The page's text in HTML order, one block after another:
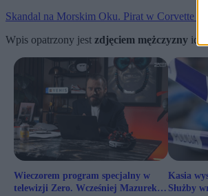
Skandal na Morskim Oku. Pirat w Corvette
Wpis opatrzony jest zdjęciem mężczyzny
Wieczorem program specjalny w
telewizji Zero. Wcześniej Mazurek i
Kasia
Służby